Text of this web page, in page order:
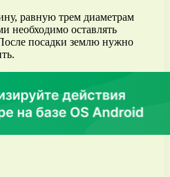
равную трем диаметрам
необходимо оставлять
посадки землю нужно